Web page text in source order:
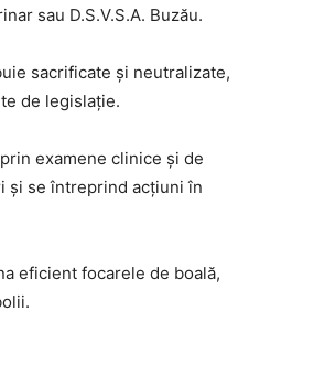
sau D.S.V.S.A. Buzău.
sacrificate şi neutralizate,
de legislaţie.
examene clinice şi de
şi se întreprind acţiuni în
eficient focarele de boală,